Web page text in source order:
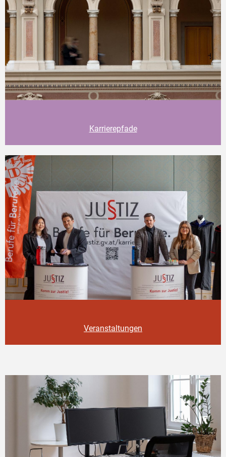
Karrierepfade
Veranstaltungen